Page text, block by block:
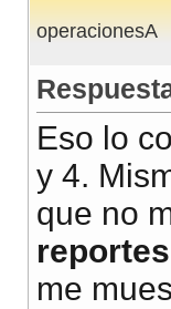
operacionesA
Eso lo
y 4.
que no
me